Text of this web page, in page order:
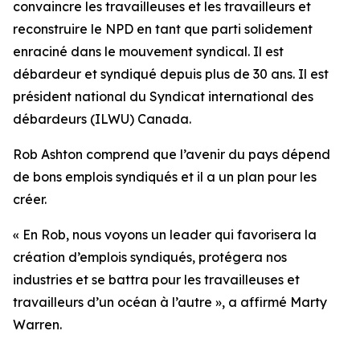
convaincre les travailleuses et les travailleurs et
reconstruire le NPD en tant que parti solidement
enraciné dans le mouvement syndical. Il est
débardeur et syndiqué depuis plus de 30 ans. Il est
président national du Syndicat international des
débardeurs (ILWU) Canada.
Rob Ashton comprend que l’avenir du pays dépend
de bons emplois syndiqués et il a un plan pour les
créer.
« En Rob, nous voyons un leader qui favorisera la
création d’emplois syndiqués, protégera nos
industries et se battra pour les travailleuses et
travailleurs d’un océan à l’autre », a affirmé Marty
Warren.